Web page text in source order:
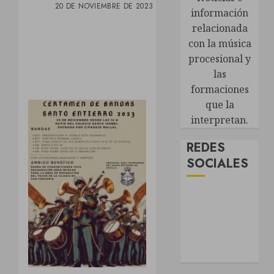
20 DE NOVIEMBRE DE 2023
información
relacionada
con la música
procesional y
las
formaciones
que la
interpretan.
REDES
SOCIALES